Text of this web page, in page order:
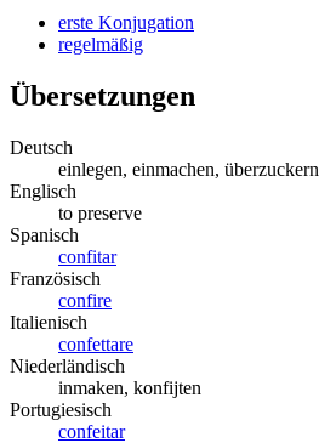
erste Konjugation
regelmäßig
Übersetzungen
Deutsch
einlegen, einmachen, überzuckern
Englisch
to preserve
Spanisch
confitar
Französisch
confire
Italienisch
confettare
Niederländisch
inmaken, konfijten
Portugiesisch
confeitar